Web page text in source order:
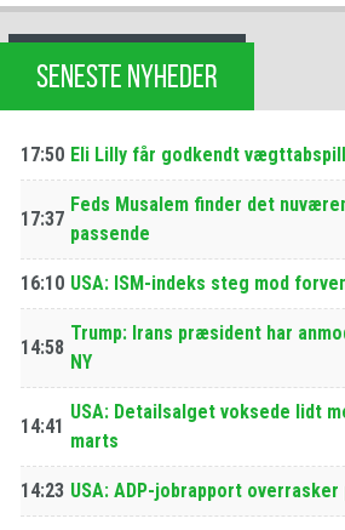
SENESTE NYHEDER
17:50 Eli Lilly får godkendt
17:37
Feds Musalem finder det
passende
16:10 USA: ISM-indeks steg mod
14:58
Trump: Irans præsident har
NY
14:41
USA: Detailsalget voksede lidt
marts
14:23 USA: ADP-jobrapport